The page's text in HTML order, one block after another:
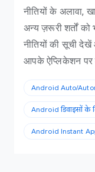
नीतियों के अलावा,
अन्य ज़रूरी शर्तों को
नीतियों की सूची
आपके ऐप्लिकेशन पर
Android Auto/
Android डिवाइसों के
Android Instant